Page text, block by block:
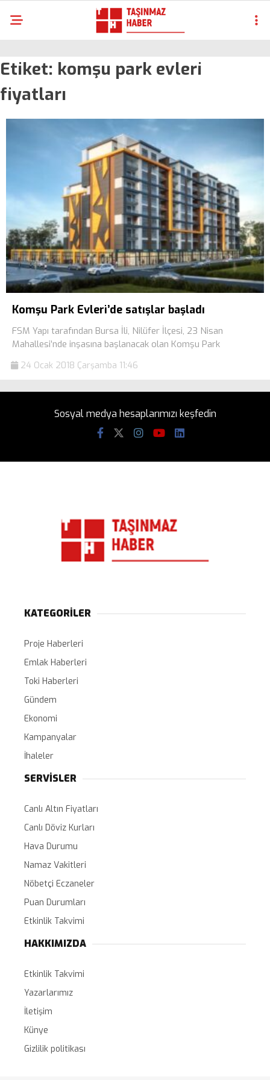
Etiket: komşu park evleri
fiyatları
Komşu Park Evleri’de satışlar başladı
FSM Yapı tarafından Bursa İli, Nilüfer İlçesi, 23 Nisan
Mahallesi’nde inşasına başlanacak olan Komşu Park
24 Ocak 2018 Çarşamba 11:46
Sosyal medya hesaplarımızı keşfedin
KATEGORİLER
Proje Haberleri
Emlak Haberleri
Toki Haberleri
Gündem
Ekonomi
Kampanyalar
İhaleler
SERVİSLER
Canlı Altın Fiyatları
Canlı Döviz Kurları
Hava Durumu
Namaz Vakitleri
Nöbetçi Eczaneler
Puan Durumları
Etkinlik Takvimi
HAKKIMIZDA
Etkinlik Takvimi
Yazarlarımız
İletişim
Künye
Gizlilik politikası